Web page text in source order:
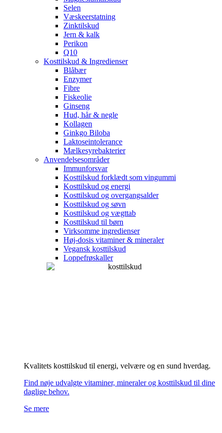
Selen
Væskeerstatning
Zinktilskud
Jern & kalk
Perikon
Q10
Kosttilskud & Ingredienser
Blåbær
Enzymer
Fibre
Fiskeolie
Ginseng
Hud, hår & negle
Kollagen
Ginkgo Biloba
Laktoseintolerance
Mælkesyrebakterier
Anvendelsesområder
Immunforsvar
Kosttilskud forklædt som vingummi
Kosttilskud og energi
Kosttilskud og overgangsalder
Kosttilskud og søvn
Kosttilskud og vægttab
Kosttilskud til børn
Virksomme ingredienser
Høj-dosis vitaminer & mineraler
Vegansk kosttilskud
Loppefrøskaller
Kvalitets kosttilskud til energi, velvære og en sund hverdag.
Find nøje udvalgte vitaminer, mineraler og kosttilskud til dine
daglige behov.
Se mere